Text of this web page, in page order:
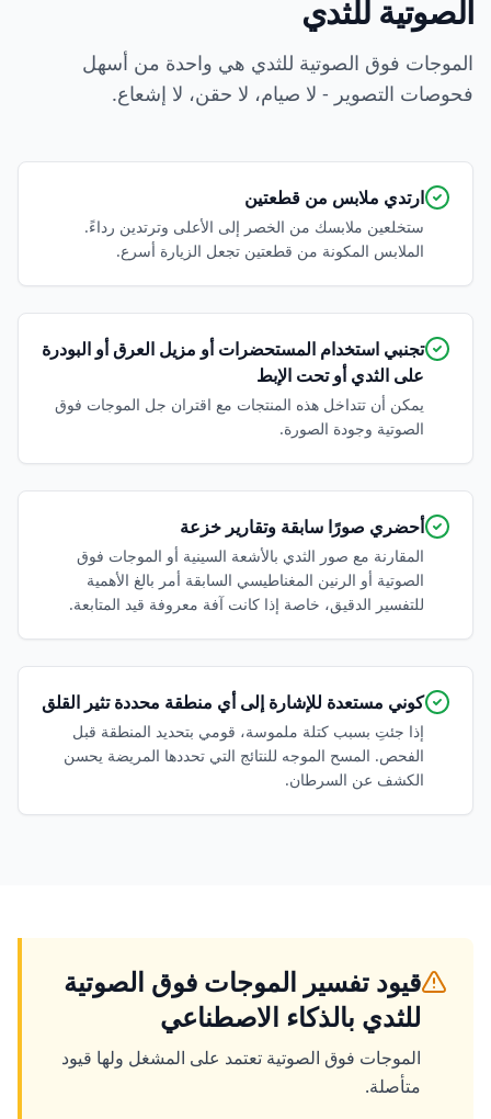
الصوتية للثدي
الموجات فوق الصوتية للثدي هي واحدة من أسهل
فحوصات التصوير - لا صيام، لا حقن، لا إشعاع.
ارتدي ملابس من قطعتين
ستخلعين ملابسك من الخصر إلى الأعلى وترتدين رداءً.
الملابس المكونة من قطعتين تجعل الزيارة أسرع.
تجنبي استخدام المستحضرات أو مزيل العرق أو البودرة
على الثدي أو تحت الإبط
يمكن أن تتداخل هذه المنتجات مع اقتران جل الموجات فوق
الصوتية وجودة الصورة.
أحضري صورًا سابقة وتقارير خزعة
المقارنة مع صور الثدي بالأشعة السينية أو الموجات فوق
الصوتية أو الرنين المغناطيسي السابقة أمر بالغ الأهمية
للتفسير الدقيق، خاصة إذا كانت آفة معروفة قيد المتابعة.
كوني مستعدة للإشارة إلى أي منطقة محددة تثير القلق
إذا جئتِ بسبب كتلة ملموسة، قومي بتحديد المنطقة قبل
الفحص. المسح الموجه للنتائج التي تحددها المريضة يحسن
الكشف عن السرطان.
قيود تفسير الموجات فوق الصوتية
للثدي بالذكاء الاصطناعي
الموجات فوق الصوتية تعتمد على المشغل ولها قيود
متأصلة.